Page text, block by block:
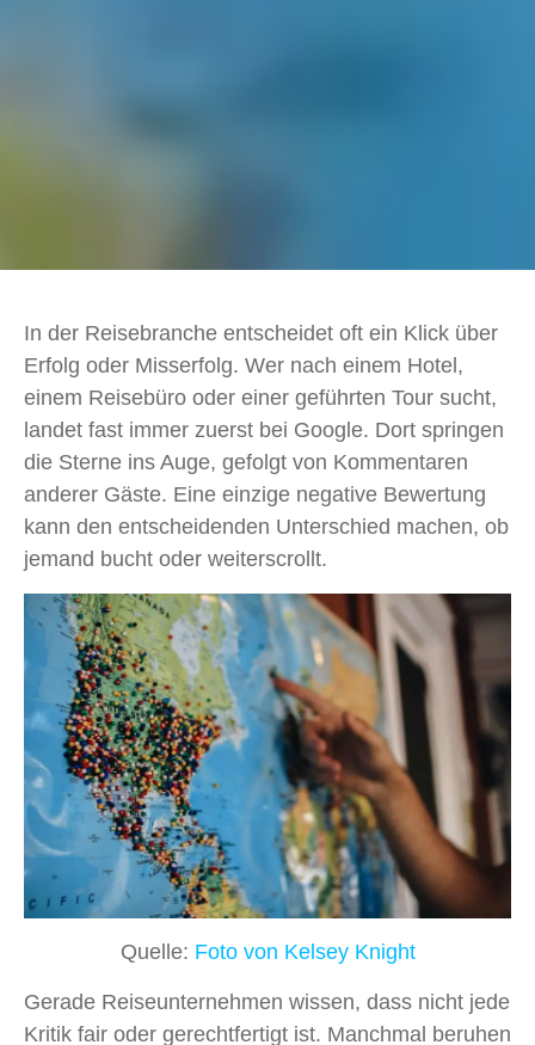
In der Reisebranche entscheidet oft ein Klick über
Erfolg oder Misserfolg. Wer nach einem Hotel,
einem Reisebüro oder einer geführten Tour sucht,
landet fast immer zuerst bei Google. Dort springen
die Sterne ins Auge, gefolgt von Kommentaren
anderer Gäste. Eine einzige negative Bewertung
kann den entscheidenden Unterschied machen, ob
jemand bucht oder weiterscrollt.
Quelle: Foto von Kelsey Knight
Gerade Reiseunternehmen wissen, dass nicht jede
Kritik fair oder gerechtfertigt ist. Manchmal beruhen